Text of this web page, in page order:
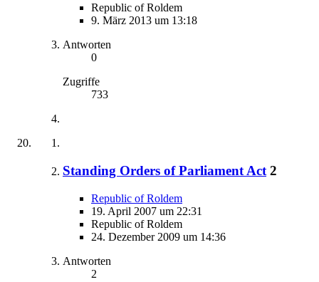
Republic of Roldem
9. März 2013 um 13:18
Antworten
0
Zugriffe
733
Standing Orders of Parliament Act 2
Republic of Roldem
19. April 2007 um 22:31
Republic of Roldem
24. Dezember 2009 um 14:36
Antworten
2